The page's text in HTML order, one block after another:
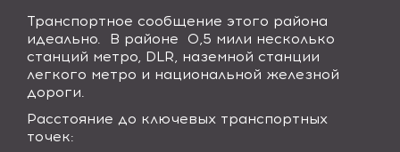
Транспортное сообщение этого района
идеально. В районе 0,5 мили несколько
станций метро, DLR, наземной станции
легкого метро и национальной железной
дороги.
Расстояние до ключевых транспортных
точек: